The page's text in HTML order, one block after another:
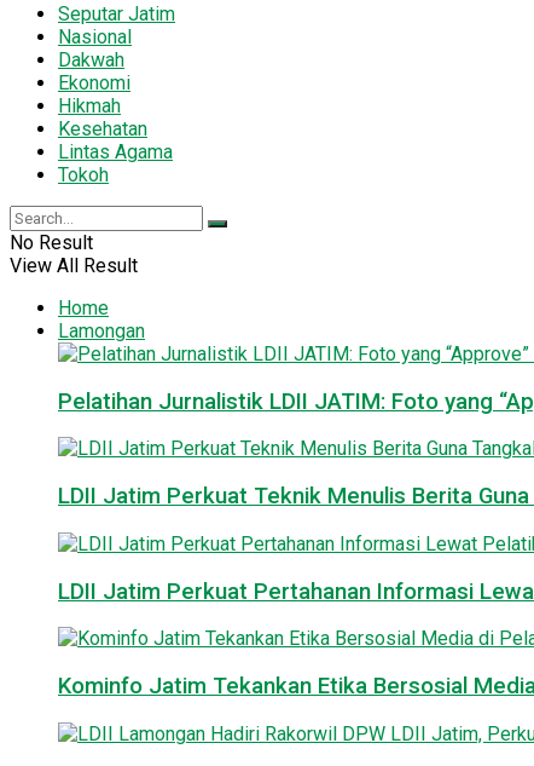
Seputar Jatim
Nasional
Dakwah
Ekonomi
Hikmah
Kesehatan
Lintas Agama
Tokoh
No Result
View All Result
Home
Lamongan
Pelatihan Jurnalistik LDII JATIM: Foto yang
LDII Jatim Perkuat Teknik Menulis Berita
LDII Jatim Perkuat Pertahanan Informasi
Kominfo Jatim Tekankan Etika Bersosial